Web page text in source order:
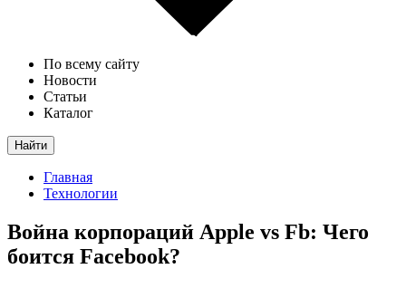
По всему сайту
Новости
Статьи
Каталог
Найти
Главная
Технологии
Война корпораций Apple vs Fb: Чего
боится Facebook?